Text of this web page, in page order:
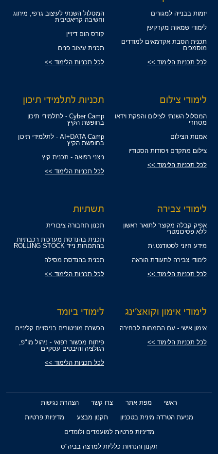
יזמות בבנייה למגורים
לימודי שמאות מקרקעין
תכנית הסבת אקדמאים למודדים
מוסמכים
לכל תכניות הלימוד >>
המסלול השנתי לעיצוב גרפי, מיתוג
וחשיבה קריאטיבית
קורס הום דיזיין
תכנית עיצוב פנים
לכל תכניות הלימוד >>
לימודי צילום
המסלול השנתי לצילום והפקת וידאו
מסחרי
אמנות הצילום
צילום מתקדם ויסודות הסטודיו
לכל תכניות הלימוד >>
תכניות לתלמידי תיכון
Cyber Camp - לתלמידי תיכון
בחופשת הקיץ
AI+DATA Camp - לתלמידי תיכון
בחופשת הקיץ
ניצני רפואה - תכנית קיץ
לכל תכניות הלימוד >>
לימודי צבירה
אפיק קבלה מקוצר לתואר ראשון
ללא פסיכומטרי
מידע חיוני לסטודנט.ית
לימודי צבירה לתעודת הוראה
לכל תכניות הלימוד >>
תשתיות
תכנון תחבורה ציבורית
תכנית בהנדסת מערכות רכבתיות
בהתמחות נייד ROLLING STOCK
תכנית בהנדסת מסילה
לכל תכניות הלימוד >>
לימודי אימון וקואצ'ינג
אימון אישי - עם התמחות לבחירה
לכל תכניות הלימוד >>
לימודי ביומד
הכשרת מוניטורים בניסויים קליניים
פיתוח מכשור רפואי - ניהול מו"פ,
רגולציה והיבטים עסקיים
לכל תכניות הלימוד >>
ראשי מפת אתר צרו קשר
הצהרת נגישות
מניעת הטרדה מינית בטכניון
תקנון מבצע
מדיניות פרטיות
מדיניות פרטיות למועמדים ולומדים
תקנון והנחיות כלליות למרצה בביה"ס